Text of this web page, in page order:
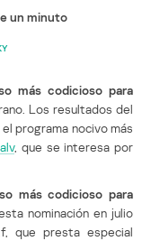
un minuto
más codicioso para
Los resultados del
programa nocivo más
, que se interesa por
más codicioso para
esta nominación en julio
que presta especial